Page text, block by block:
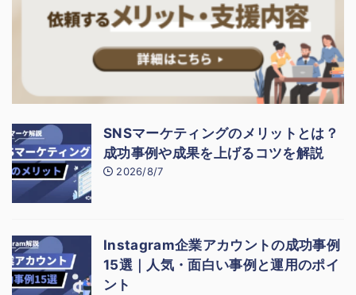
SNSマーケティングのメリットとは？
成功事例や成果を上げるコツを解説
2026/8/7
Instagram企業アカウントの成功事例
15選｜人気・面白い事例と運用のポイ
ント